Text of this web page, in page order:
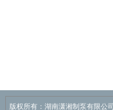
版权所有：湖南潇湘制泵有限公司